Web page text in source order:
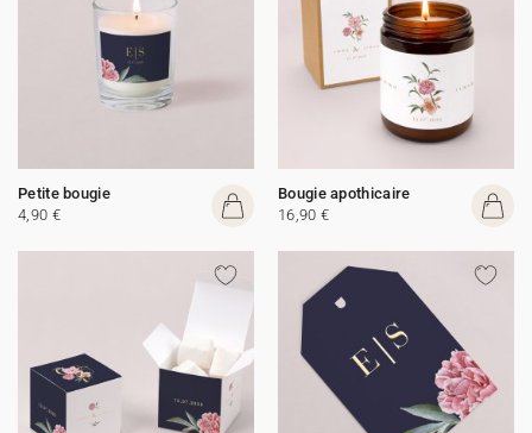
Petite bougie
4,90 €
Bougie apothicaire
16,90 €